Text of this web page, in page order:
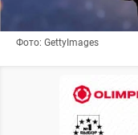
Фото: GettyImages